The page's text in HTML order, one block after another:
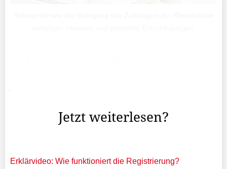
Jetzt weiterlesen?
Erklärvideo: Wie funktioniert die Registrierung?